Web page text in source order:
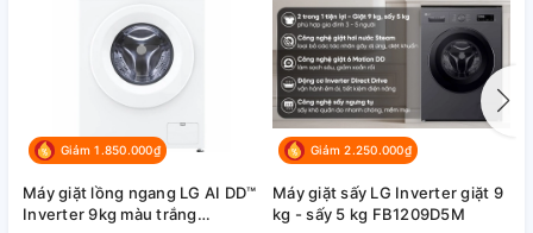
Giảm 1.850.000₫
Máy giặt lồng ngang LG AI DD™
Inverter 9kg màu trắng
Giảm 2.250.000₫
Máy giặt sấy LG Inverter giặt 9
kg - sấy 5 kg FB1209D5M